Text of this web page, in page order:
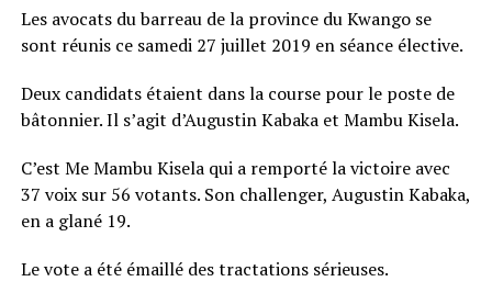
Les avocats du barreau de la province du Kwango se
sont réunis ce samedi 27 juillet 2019 en séance élective.
Deux candidats étaient dans la course pour le poste de
bâtonnier. Il s’agit d’Augustin Kabaka et Mambu Kisela.
C’est Me Mambu Kisela qui a remporté la victoire avec
37 voix sur 56 votants. Son challenger, Augustin Kabaka,
en a glané 19.
Le vote a été émaillé des tractations sérieuses.